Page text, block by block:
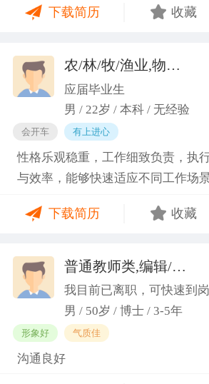
学；研一刚入学就跟随导师参加多
基金项目以及国家重大课题项目申
（2）沟通能力强，2023年9月-2024
理办公室担任助管，主要负责硕士
题、预答辩和正式答辩答辩秘书工
生入学复试相关工作，研究生日常
老师和同学多方沟通协调；2025年
图书馆信息处担任助管，主要负责
上传，毕业生信息核对，以及协助
沟通举办各种活动。 （3）组织管
一百余人，并组织每天口语晨读活
办各种社团内部活动，如迎新、英
下载简历 收藏
农/林/牧/渔业,物业管理,环保,物流/仓储,人事/行政/后勤
应届毕业生
男 / 22岁 / 本科 / 无经验
会开车 有上进心
性格乐观稳重，工作细致负责，执
与效率，能够快速适应不同工作场
路与良好的问题处理意识。 拥有较
稳步成长并创造价值。
下载简历 收藏
普通教师类,编辑/出版/印刷
我目前已离职，可快速到岗
男 / 50岁 / 博士 / 3-5年
形象好 气质佳
沟通良好